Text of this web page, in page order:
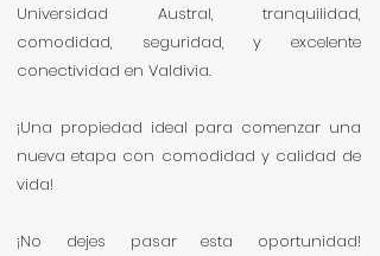
Universidad Austral, tranquilidad,
comodidad, seguridad, y excelente
conectividad en Valdivia.
¡Una propiedad ideal para comenzar una
nueva etapa con comodidad y calidad de
vida!
¡No dejes pasar esta oportunidad!